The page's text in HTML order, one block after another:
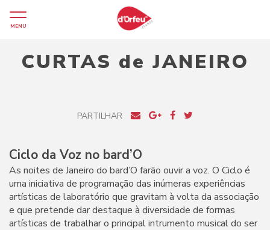
MENU
CURTAS de JANEIRO
PARTILHAR
Ciclo da Voz no bard’O
As noites de Janeiro do bard’O farão ouvir a voz. O Ciclo é
uma iniciativa de programação das inúmeras experiências
artísticas de laboratório que gravitam à volta da associação
e que pretende dar destaque à diversidade de formas
artísticas de trabalhar o principal intrumento musical do ser